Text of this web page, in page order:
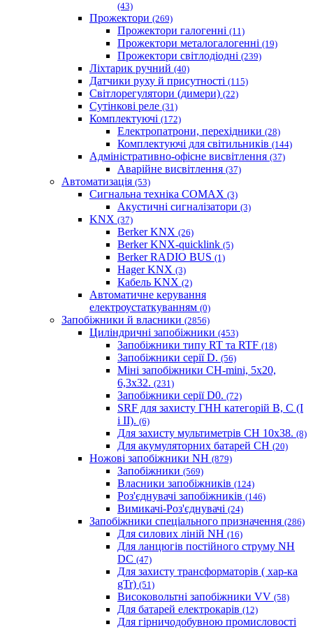
(43)
Прожектори (269)
Прожектори галогенні (11)
Прожектори металогалогенні (19)
Прожектори світлодіодні (239)
Ліхтарик ручний (40)
Датчики руху й присутності (115)
Світлорегулятори (димери) (22)
Сутінкові реле (31)
Комплектуючі (172)
Електропатрони, перехідники (28)
Комплектуючі для світильників (144)
Адміністративно-офісне висвітлення (37)
Аварійне висвітлення (37)
Автоматизація (53)
Сигнальна техніка COMAX (3)
Акустичні сигналізатори (3)
KNX (37)
Berker KNX (26)
Berker KNX-quicklink (5)
Berker RADIO BUS (1)
Hager KNX (3)
Кабель KNX (2)
Автоматичне керування
електроустаткуванням (0)
Запобіжники й власники (2856)
Циліндричні запобіжники (453)
Запобіжники типу RT та RTF (18)
Запобіжники серії D. (56)
Міні запобіжники CH-mini, 5x20,
6,3x32. (231)
Запобіжники серії D0. (72)
SRF для захисту ГНН категорій B, C (I
і II). (6)
Для захисту мультиметрів CH 10х38. (8)
Для акумуляторних батарей CH (20)
Ножові запобіжники NH (879)
Запобіжники (569)
Власники запобіжників (124)
Роз'єднувачі запобіжників (146)
Вимикачі-Роз'єднувачі (24)
Запобіжники спеціального призначення (286)
Для силових ліній NH (16)
Для ланцюгів постійного струму NH
DC (47)
Для захисту трансформаторів ( хар-ка
gTr) (51)
Високовольтні запобіжники VV (58)
Для батарей електрокарів (12)
Для гірничодобувною промисловості